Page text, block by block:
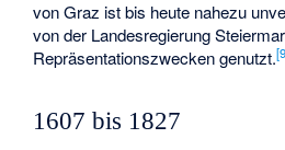
von Graz ist bis heute nahezu
von der Landesregierung
Repräsentationszwecken genutzt.[
1607 bis 1827